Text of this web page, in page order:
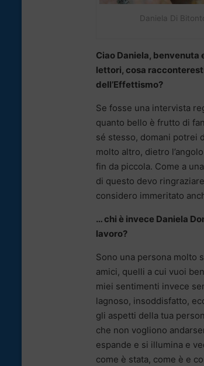
Daniela Di
Ciao Daniela,
lettori, cosa
dell’Effettismo?
Se fosse una intervista
quanto bello è frutto di
sé stesso, domani potrei
molto altro, dietro
fin da piccola. Come a
di questo devo
considero immeritato
… chi è invece Daniela
lavoro?
Sono una persona molto
amici, quelli a cui vuoi
miei sentimenti invece
lagnoso, insoddisfatto,
gli aspetti della tua
che non vogliono
espande e si illumina e
come è stata, come è e